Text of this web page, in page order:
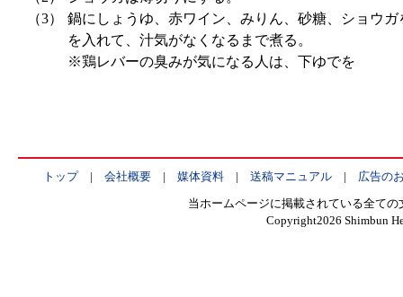
（3）
鍋にしょうゆ、赤ワイン、みりん、砂糖、ショウ
を入れて、汁気がなくなるまで煮る。
※鶏レバーの臭みが気になる人は、下ゆでを
トップ| 会社概要| 媒体資料| 送稿マニュアル| 広告の
当ホームページに掲載されている全て
Copyright2026 Shimbun